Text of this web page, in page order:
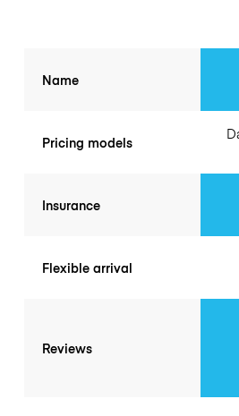
Name
Pricing models
Insurance
Flexible arrival
Reviews